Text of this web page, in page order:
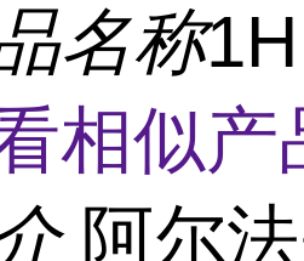
名称
相似
阿尔